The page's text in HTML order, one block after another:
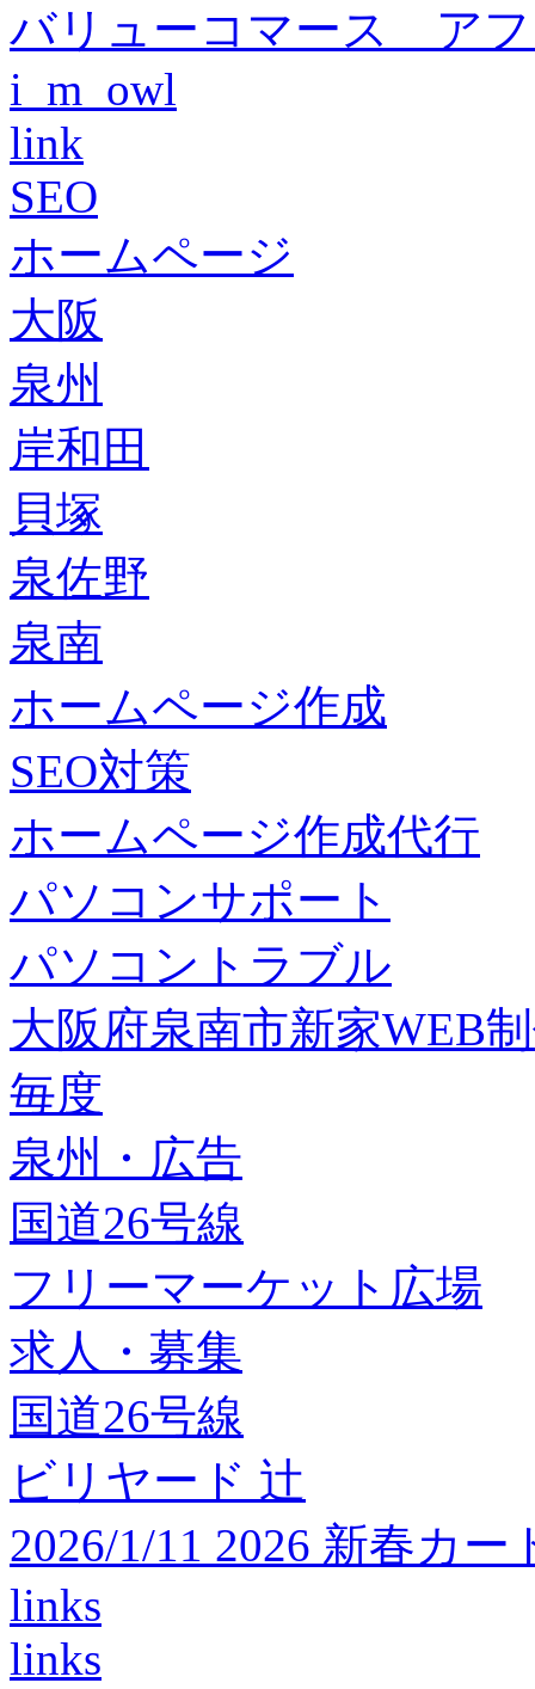
バリューコマース ア
i_m_owl
link
SEO
ホームページ
大阪
泉州
岸和田
貝塚
泉佐野
泉南
ホームページ作成
SEO対策
ホームページ作成代行
パソコンサポート
パソコントラブル
大阪府泉南市新家WEB
毎度
泉州・広告
国道26号線
フリーマーケット広場
求人・募集
国道26号線
ビリヤード 辻
2026/1/11 2026 新春カ
links
links